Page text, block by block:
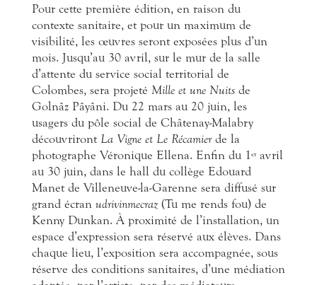
Pour cette première édition, en raison du
contexte sanitaire, et pour un maximum de
visibilité, les œuvres seront exposées plus d’un
mois. Jusqu’au 30 avril, sur le mur de la salle
d’attente du service social territorial de
Colombes, sera projeté Mille et une Nuits de
Golnâz Pâyâni. Du 22 mars au 20 juin, les
usagers du pôle social de Châtenay-Malabry
découvriront La Vigne et Le Récamierde la
photographe Véronique Ellena. Enfin du 1eravril
au 30 juin, dans le hall du collège Edouard
Manet de Villeneuve-la-Garenne sera diffusé sur
grand écran udrivinmecraz (Tu me rends fou) de
Kenny Dunkan. À proximité de l’installation, un
espace d’expression sera réservé aux élèves. Dans
chaque lieu, l’exposition sera accompagnée, sous
réserve des conditions sanitaires, d’une médiation